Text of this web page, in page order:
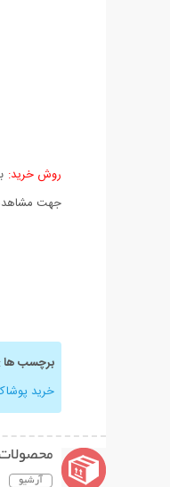
روش خرید:
جهت مشاهده
برچسب ها:
خرید
آرشیو